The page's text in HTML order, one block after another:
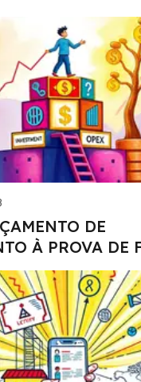
DE
À PROVA DE